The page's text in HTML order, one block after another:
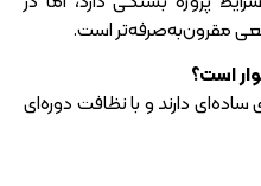
مقرون‌به‌صرفه‌تر است.
است؟
ساده‌ای دارند و با نظافت دوره‌ای